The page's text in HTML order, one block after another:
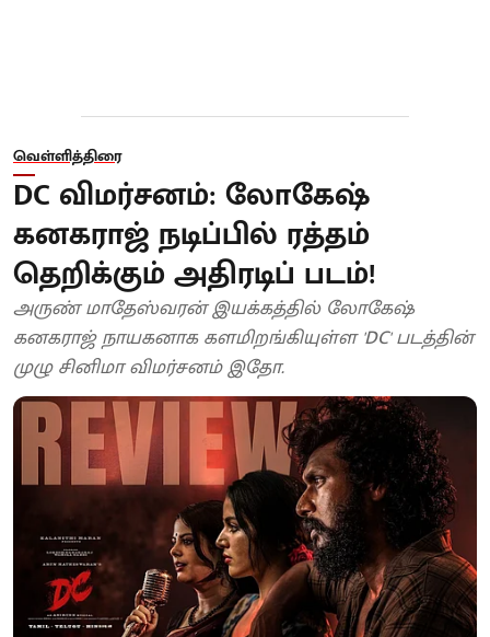
வெள்ளித்திரை
DC விமர்சனம்: லோகேஷ்
கனகராஜ் நடிப்பில் ரத்தம்
தெறிக்கும் அதிரடிப் படம்!
அருண் மாதேஸ்வரன் இயக்கத்தில் லோகேஷ்
கனகராஜ் நாயகனாக களமிறங்கியுள்ள 'DC' படத்தின்
முழு சினிமா விமர்சனம் இதோ.